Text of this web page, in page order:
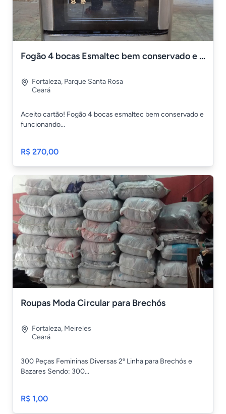
Fogão 4 bocas Esmaltec bem conservado e funcionando perfeito
Fortaleza, Parque Santa Rosa
Ceará
Aceito cartão! Fogão 4 bocas esmaltec bem conservado e
funcionando...
R$ 270,00
Roupas Moda Circular para Brechós
Fortaleza, Meireles
Ceará
300 Peças Femininas Diversas 2º Linha para Brechós e
Bazares Sendo: 300...
R$ 1,00